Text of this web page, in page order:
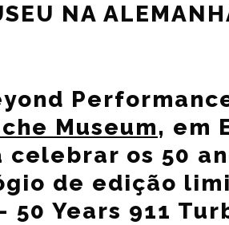
NA
Museum, em
os 50
de edição
50 Years 911